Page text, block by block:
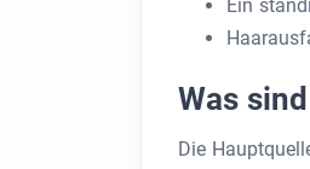
Ein
Was
Die